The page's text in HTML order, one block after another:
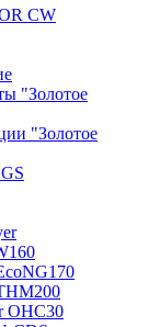
CW
"Золотое
"Золотое
OHC30